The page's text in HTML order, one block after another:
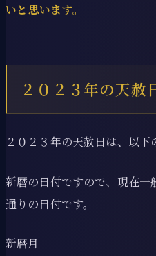
いと思います。
２０２３年の天赦
２０２３年の天赦日は、以下
新暦の日付ですので、現在一
通りの日付です。
新暦月